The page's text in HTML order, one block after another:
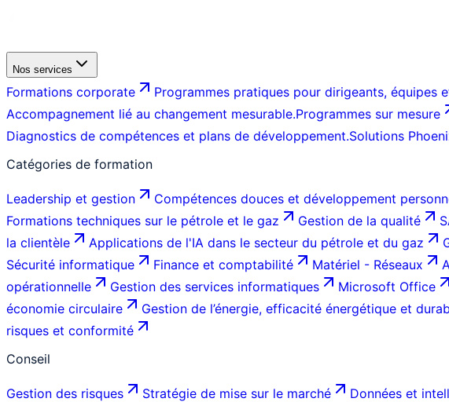
Nos services
Formations corporate Programmes pratiques pour dirigeants, équipes
Accompagnement lié au changement mesurable.Programmes sur mesure
Diagnostics de compétences et plans de développement.Solutions
Catégories de formation
Leadership et gestion Compétences douces et développement
Formations techniques sur le pétrole et le gaz
Gestion de la qualité
la clientèle
Applications de l'IA dans le secteur du pétrole et du gaz
Sécurité informatique
Finance et comptabilité Matériel - Réseaux
opérationnelle
Gestion des services informatiques Microsoft Office
économie circulaire
Gestion de l’énergie, efficacité énergétique et
risques et conformité
Conseil
Gestion des risques Stratégie de mise sur le marché Données et